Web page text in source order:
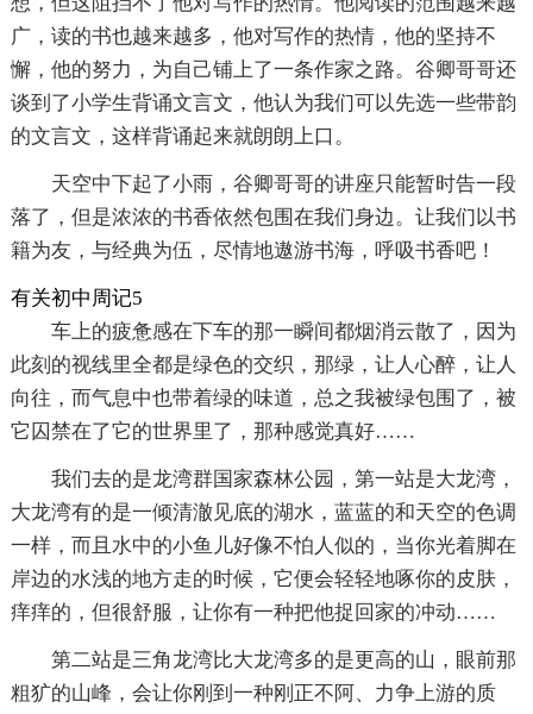
广，读的书也越来越多，他对写作的热情，他的坚持不
懈，他的努力，为自己铺上了一条作家之路。谷卿哥哥还
谈到了小学生背诵文言文，他认为我们可以先选一些带韵
的文言文，这样背诵起来就朗朗上口。
天空中下起了小雨，谷卿哥哥的讲座只能暂时告一段
落了，但是浓浓的书香依然包围在我们身边。让我们以书
籍为友，与经典为伍，尽情地遨游书海，呼吸书香吧！
有关初中周记5
车上的疲惫感在下车的那一瞬间都烟消云散了，因为
此刻的视线里全都是绿色的交织，那绿，让人心醉，让人
向往，而气息中也带着绿的味道，总之我被绿包围了，被
它囚禁在了它的世界里了，那种感觉真好……
我们去的是龙湾群国家森林公园，第一站是大龙湾，
大龙湾有的是一倾清澈见底的湖水，蓝蓝的和天空的色调
一样，而且水中的小鱼儿好像不怕人似的，当你光着脚在
岸边的水浅的地方走的时候，它便会轻轻地啄你的皮肤，
痒痒的，但很舒服，让你有一种把他捉回家的冲动……
第二站是三角龙湾比大龙湾多的是更高的山，眼前那
粗犷的山峰，会让你刚到一种刚正不阿、力争上游的质